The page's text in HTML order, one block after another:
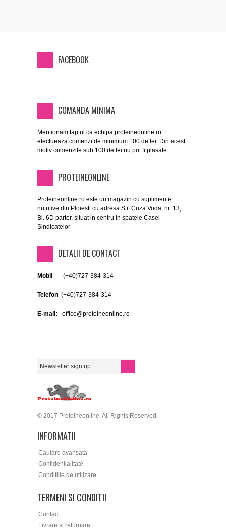
FACEBOOK
COMANDA MINIMA
Mentionam faptul ca echipa proteineonline.ro
efectueaza comenzi de minimum 100 de lei. Din acest
motiv comenzile sub 100 de lei nu pot fi plasate.
PROTEINEONLINE
Proteineonline.ro este un magazin cu suplimente
nutritive din Ploiesti cu adresa Str. Cuza Voda, nr. 13,
Bl. 6D parter, situat in centru in spatele Casei
Sindicatelor
DETALII DE CONTACT
Mobil (+40)727-384-314
Telefon (+40)727-384-314
E-mail: office@proteineonline.ro
© 2017 Proteineonline. All Rights Reserved.
INFORMATII
Cautare avansata
Confidentialitate
Conditiile de utilizare
TERMENI SI CONDITII
Contact
Livrare si returnare